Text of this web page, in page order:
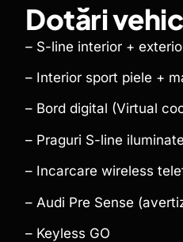
Dotări
– S-line interior +
– Interior sport piele +
– Bord digital (Virtual
– Praguri S-line
– Incarcare wireless
– Audi Pre Sense
– Keyless GO